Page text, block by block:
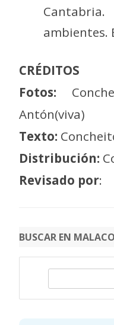
ambientes.
CRÉDITOS
Fotos:
Antón(viva)
Texto:
Distribución:
Revisado por:
BUSCAR EN